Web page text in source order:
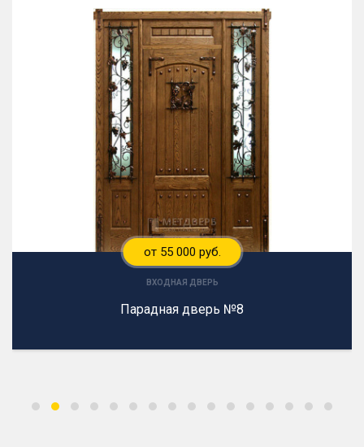
от 55 000 руб.
ВХОДНАЯ ДВЕРЬ
Парадная дверь №8